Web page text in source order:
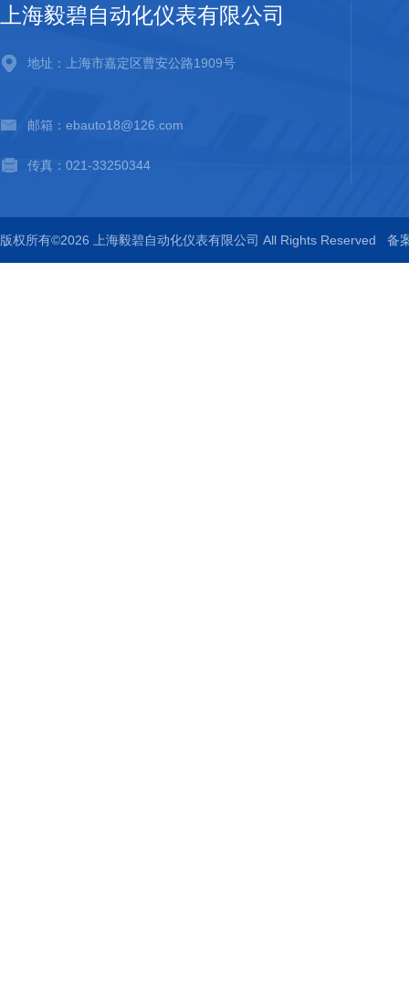
上海毅碧自动化仪表有限公司
地址：上海市嘉定区曹安公路1909号
邮箱：ebauto18@126.com
传真：021-33250344
版权所有©2026 上海毅碧自动化仪表有限公司 All Rights Reserved 备